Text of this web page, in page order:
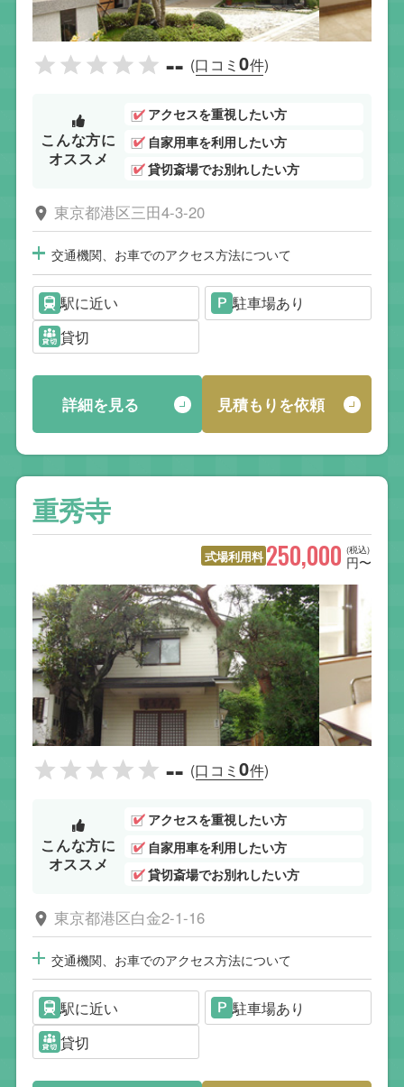
-- (口コミ0件)
こんな方に
オススメ
アクセスを重視したい方
自家用車を利用したい方
貸切斎場でお別れしたい方
東京都港区三田4-3-20
交通機関、お車でのアクセス方法について
駅に近い
駐車場あり
貸切
詳細を見る 見積もりを依頼
重秀寺
式場利用料 (税込)
250,000 円〜
-- (口コミ0件)
こんな方に
オススメ
アクセスを重視したい方
自家用車を利用したい方
貸切斎場でお別れしたい方
東京都港区白金2-1-16
交通機関、お車でのアクセス方法について
駅に近い
駐車場あり
貸切